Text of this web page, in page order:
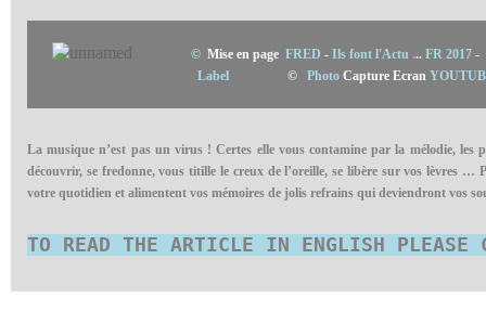
© Mise en page FRED -Ils font l'Actu ... FR 2017 -
Label © Photo Capture Ecran
La musique n’est pas un virus ! Certes elle vous contamine par la mélodie, les
découvrir, se fredonne, vous titille le creux de l’oreille, se libère sur vos lèvres …
votre quotidien et alimentent vos mémoires de jolis refrains qui deviendront vos
TO READ THE ARTICLE IN ENGLISH